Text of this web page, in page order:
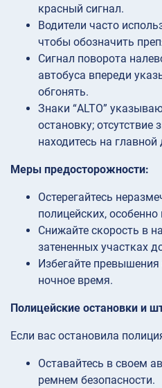
красный сигнал.
Водители часто
чтобы обозначить
Сигнал поворота
автобуса впереди
обгонять.
Знаки “ALTO”
остановку; отсутствие
находитесь на главной
Меры предосторожности:
Остерегайтесь
полицейских,
Снижайте скорость в
затененных участках
Избегайте
ночное время.
Полицейские остановки и
Если вас остановила
Оставайтесь в своем
ремнем безопасности.